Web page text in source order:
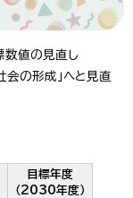
数値の見直し
会の形成」へと見直
目標年度
（2030年度）